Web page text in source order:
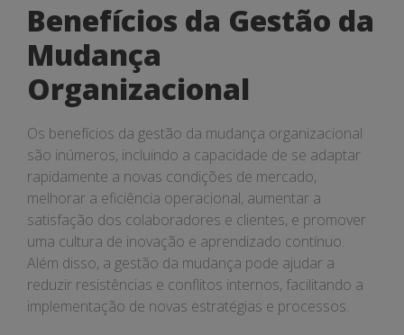
Benefícios da Gestão da
Mudança
Organizacional
Os benefícios da gestão da mudança organizacional
são inúmeros, incluindo a capacidade de se adaptar
rapidamente a novas condições de mercado,
melhorar a eficiência operacional, aumentar a
satisfação dos colaboradores e clientes, e promover
uma cultura de inovação e aprendizado contínuo.
Além disso, a gestão da mudança pode ajudar a
reduzir resistências e conflitos internos, facilitando a
implementação de novas estratégias e processos.